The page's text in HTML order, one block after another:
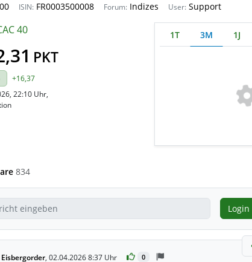
ISIN: FR0003500008 Forum: Indizes User: Support
40
PKT
+16,37
22:10 Uhr,
1T 3M 1J
834
Login
Eisbergorder, 02.04.2026 8:37 Uhr 0